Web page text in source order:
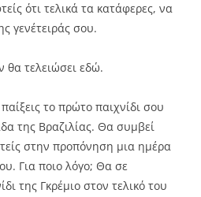
ότι τελικά τα κατάφερες, να
γενέτειράς σου.
θα τελειώσει εδώ.
το πρώτο παιχνίδι σου
της Βραζιλίας. Θα συμβεί
στην προπόνηση μια ημέρα
Για ποιο λόγο; Θα σε
της Γκρέμιο στον τελικό του